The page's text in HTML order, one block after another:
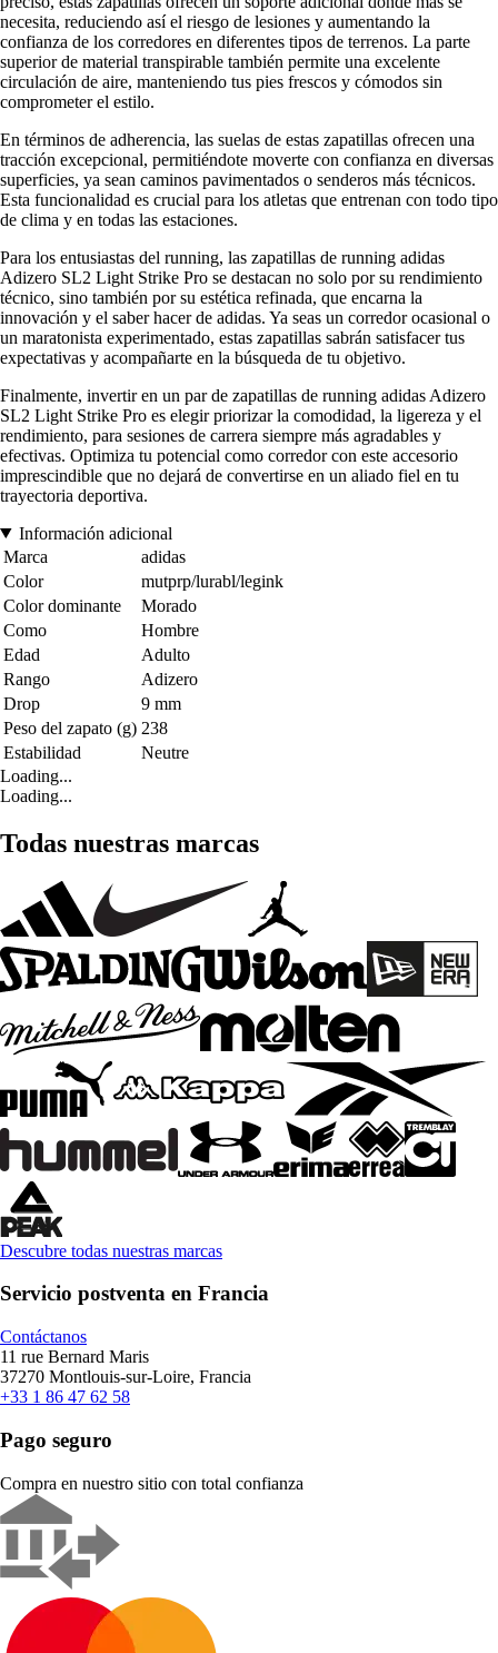
necesita, reduciendo así el riesgo de lesiones y aumentando la
confianza de los corredores en diferentes tipos de terrenos. La parte
superior de material transpirable también permite una excelente
circulación de aire, manteniendo tus pies frescos y cómodos sin
comprometer el estilo.
En términos de adherencia, las suelas de estas zapatillas ofrecen una
tracción excepcional, permitiéndote moverte con confianza en diversas
superficies, ya sean caminos pavimentados o senderos más técnicos.
Esta funcionalidad es crucial para los atletas que entrenan con todo tipo
de clima y en todas las estaciones.
Para los entusiastas del running, las zapatillas de running adidas
Adizero SL2 Light Strike Pro se destacan no solo por su rendimiento
técnico, sino también por su estética refinada, que encarna la
innovación y el saber hacer de adidas. Ya seas un corredor ocasional o
un maratonista experimentado, estas zapatillas sabrán satisfacer tus
expectativas y acompañarte en la búsqueda de tu objetivo.
Finalmente, invertir en un par de zapatillas de running adidas Adizero
SL2 Light Strike Pro es elegir priorizar la comodidad, la ligereza y el
rendimiento, para sesiones de carrera siempre más agradables y
efectivas. Optimiza tu potencial como corredor con este accesorio
imprescindible que no dejará de convertirse en un aliado fiel en tu
trayectoria deportiva.
Información adicional
Marca
adidas
Color
mutprp/lurabl/legink
Color dominante
Morado
Como
Hombre
Edad
Adulto
Rango
Adizero
Drop
9 mm
Peso del zapato (g) 238
Estabilidad
Neutre
Loading...
Loading...
Todas nuestras marcas
Descubre todas nuestras marcas
Servicio postventa en Francia
Contáctanos
11 rue Bernard Maris
37270 Montlouis-sur-Loire, Francia
+33 1 86 47 62 58
Pago seguro
Compra en nuestro sitio con total confianza